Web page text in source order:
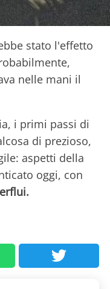
stato l'effetto
nelle mani il
i primi passi di
di prezioso,
aspetti della
oggi, con